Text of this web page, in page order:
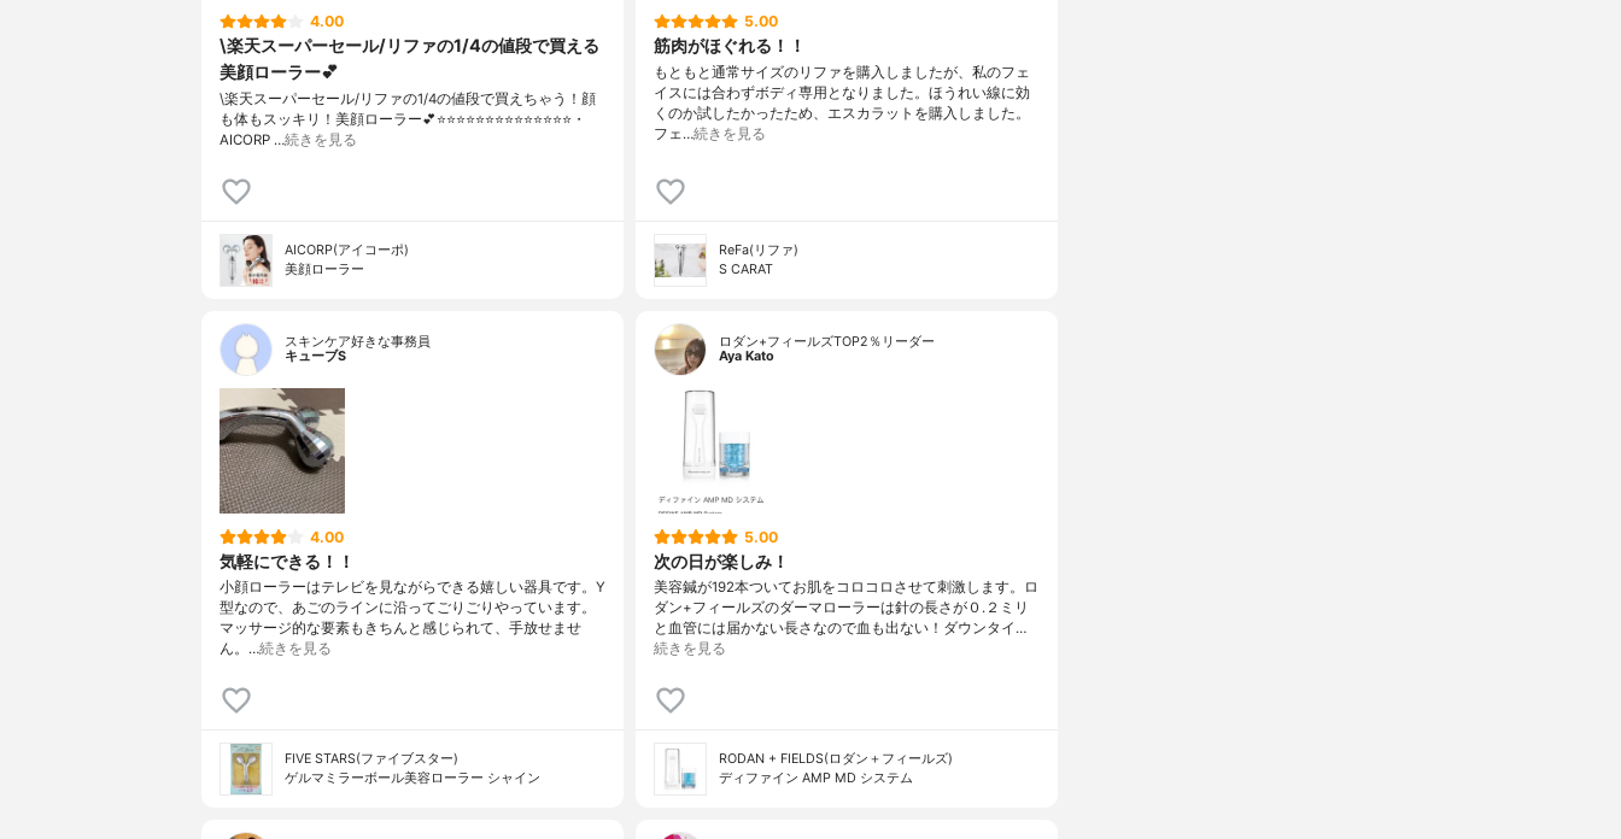
4.00
\楽天スーパーセール/リファの1/4の値段で買える
美顔ローラー💕
\楽天スーパーセール/リファの1/4の値段で買えちゃう！顔
も体もスッキリ！美顔ローラー💕⭐️⭐️⭐️⭐️⭐️⭐️⭐️⭐️⭐️⭐️⭐️⭐️⭐️⭐️・
AICORP …続きを見る
AICORP(アイコーポ)
美顔ローラー
5.00
筋肉がほぐれる！！
もともと通常サイズのリファを購入しましたが、私のフェ
イスには合わずボディ専用となりました。ほうれい線に効
くのか試したかったため、エスカラットを購入しました。
フェ…続きを見る
ReFa(リファ)
S CARAT
スキンケア好きな事務員
キューブS
4.00
気軽にできる！！
小顔ローラーはテレビを見ながらできる嬉しい器具です。Y
型なので、あごのラインに沿ってごりごりやっています。
マッサージ的な要素もきちんと感じられて、手放せませ
ん。…続きを見る
FIVE STARS(ファイブスター)
ゲルマミラーボール美容ローラー シャイン
ロダン+フィールズTOP2％リーダー
Aya Kato
5.00
次の日が楽しみ！
美容鍼が192本ついてお肌をコロコロさせて刺激します。ロ
ダン+フィールズのダーマローラーは針の長さが０.２ミリ
と血管には届かない長さなので血も出ない！ダウンタイ…
続きを見る
RODAN + FIELDS(ロダン＋フィールズ)
ディファイン AMP MD システム